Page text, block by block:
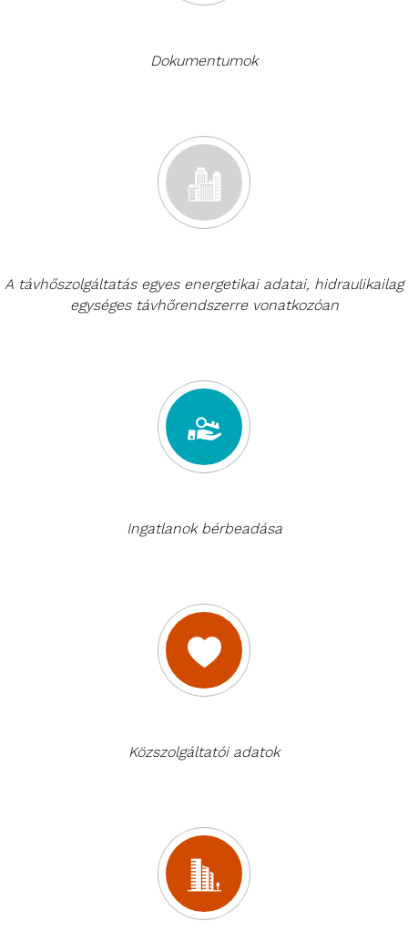
Dokumentumok
A távhőszolgáltatás egyes energetikai adatai, hidraulikailag
egységes távhőrendszerre vonatkozóan
Ingatlanok bérbeadása
Közszolgáltatói adatok